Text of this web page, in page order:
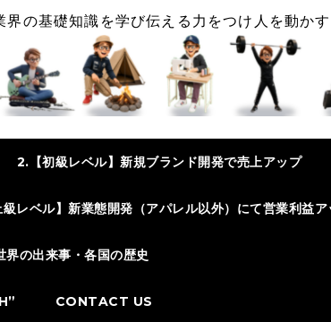
界の基礎知識を学び伝える力をつけ人を動かす
2.【初級レベル】新規ブランド開発で売上アップ
レベル】新業態開発（アパレル以外）にて営業利益ア
界の出来事・各国の歴史
CONTACT US